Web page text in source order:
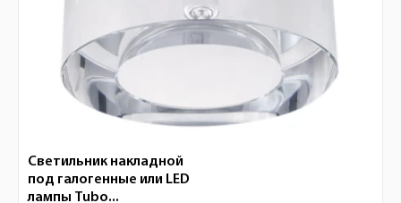
Светильник накладной
под галогенные или LED
лампы Tubo...